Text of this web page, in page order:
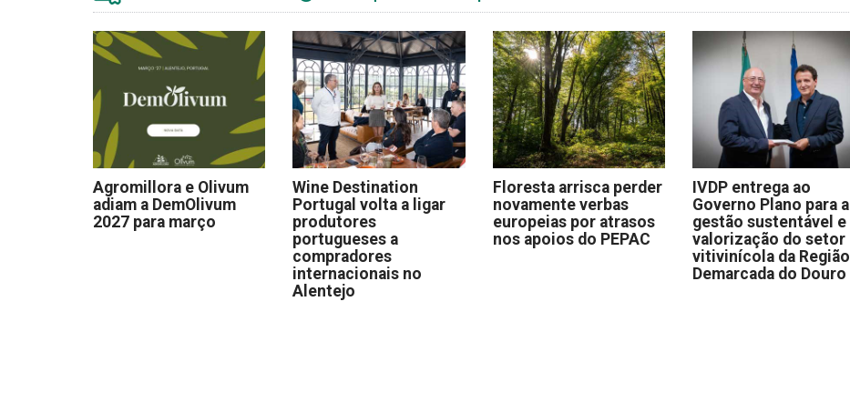
Agromillora e Olivum
adiam a DemOlivum
2027 para março
Wine Destination
Portugal volta a ligar
produtores
portugueses a
compradores
internacionais no
Alentejo
Floresta arrisca perder
novamente verbas
europeias por atrasos
nos apoios do PEPAC
IVDP entrega ao
Governo Plano para a
gestão sustentável e
valorização do setor
vitivinícola da Região
Demarcada do Douro